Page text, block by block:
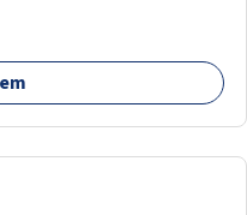
a kivilágítatlan
Még jobb
a járdán